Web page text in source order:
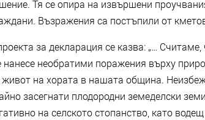
Тя се опира на извършени
Възражения са постъпили от
за декларация се казва: „…
нанесе необратими поражения върху
живот на хората в нашата община.
засегнати плодородни земеделски
на селското стопанство, като